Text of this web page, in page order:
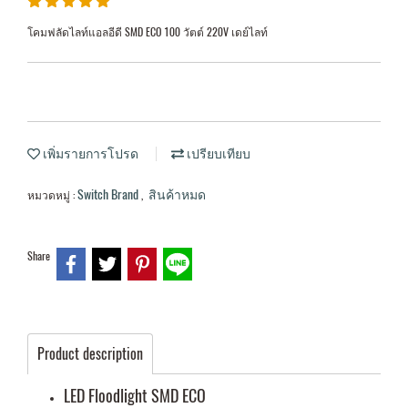
โคมฟลัดไลท์แอลอีดี SMD ECO 100 วัตต์ 220V เดย์ไลท์
เพิ่มรายการโปรด เปรียบเทียบ
หมวดหมู่ :Switch Brand สินค้าหมด
Share
Product description
LED Floodlight SMD ECO